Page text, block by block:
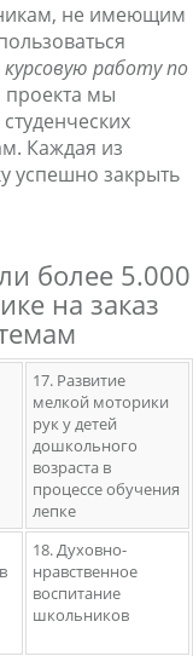
не имеющим
курсовую работу по
проекта мы
Каждая из
успешно закрыть
более 5.000
на заказ
17. Развитие
мелкой моторики
рук у детей
дошкольного
возраста в
процессе обучения
лепке
18. Духовно-
нравственное
воспитание
школьников